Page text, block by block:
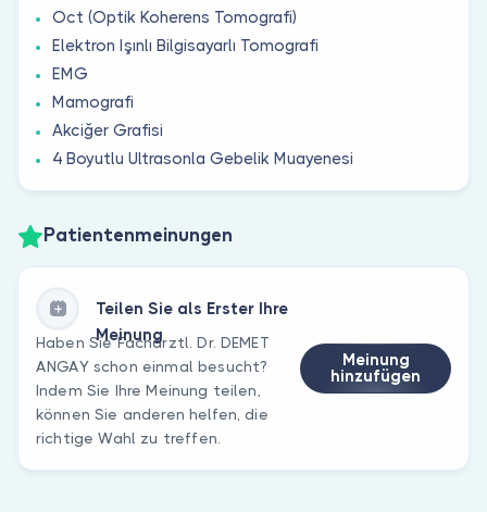
Oct (Optik Koherens Tomografi)
Elektron Işınlı Bilgisayarlı Tomografi
EMG
Mamografi
Akciğer Grafisi
4 Boyutlu Ultrasonla Gebelik Muayenesi
Patientenmeinungen
Teilen Sie als Erster Ihre
Meinung
Haben Sie Fachärztl. Dr. DEMET
ANGAY schon einmal besucht?
Indem Sie Ihre Meinung teilen,
können Sie anderen helfen, die
richtige Wahl zu treffen.
Meinung
hinzufügen